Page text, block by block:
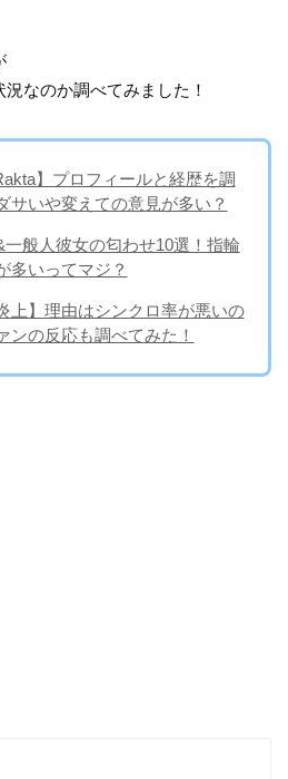
なのか調べてみました！
】プロフィールと経歴を調
サいや変えての意見が多い？
一般人彼女の匂わせ10選！指輪
多いってマジ？
上】理由はシンクロ率が悪いの
ンの反応も調べてみた！